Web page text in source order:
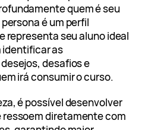
quem é seu
é um perfil
representa seu aluno ideal
identificar as
desafios e
irá consumir o curso.
é possível desenvolver
diretamente com